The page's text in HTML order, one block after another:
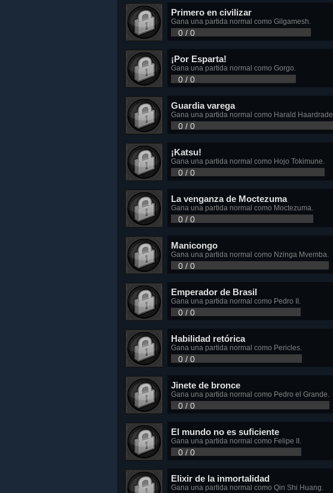
Primero en civilizar
Gana una partida normal como Gilgamesh.
0 / 0
¡Por Esparta!
Gana una partida normal como Gorgo.
0 / 0
Guardia varega
Gana una partida normal como Harald Haardrade.
0 / 0
¡Katsu!
Gana una partida normal como Hojo Tokimune.
0 / 0
La venganza de Moctezuma
Gana una partida normal como Moctezuma.
0 / 0
Manicongo
Gana una partida normal como Nzinga Mvemba.
0 / 0
Emperador de Brasil
Gana una partida normal como Pedro II.
0 / 0
Habilidad retórica
Gana una partida normal como Pericles.
0 / 0
Jinete de bronce
Gana una partida normal como Pedro el Grande.
0 / 0
El mundo no es suficiente
Gana una partida normal como Felipe II.
0 / 0
Elixir de la inmortalidad
Gana una partida normal como Qin Shi Huang.